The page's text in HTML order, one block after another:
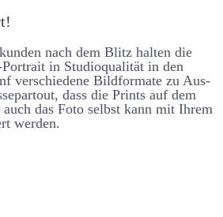
nach dem Blitz halten die
in Studio­qualität in den
ver­schiedene Bild­formate zu Aus­
dass die Prints auf dem
das Foto selbst kann mit Ihrem
werden.